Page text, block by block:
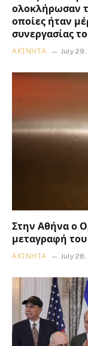
ολοκλήρωσαν
οποίες ήταν
συνεργασίας
ΑΚΊΝΗΤΑ July
Στην Αθήνα ο
μεταγραφή
ΑΚΊΝΗΤΑ July